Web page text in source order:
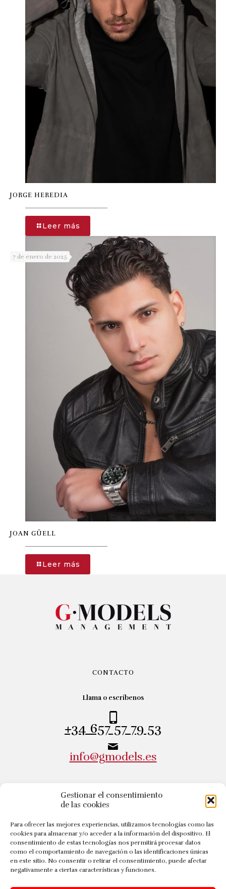
Gestionar el consentimiento
de las cookies
Para ofrecer las mejores experiencias, utilizamos tecnologías como las
cookies para almacenar y/o acceder a la información del dispositivo. El
consentimiento de estas tecnologías nos permitirá procesar datos
como el comportamiento de navegación o las identificaciones únicas
en este sitio. No consentir o retirar el consentimiento, puede afectar
negativamente a ciertas características y funciones.
JORGE HEREDIA
Leer más
JORGE
HEREDIA
7 de enero de 2025
JOAN GÜELL
Leer más
JOAN
CONTACTO
Llama o escríbenos
+34 657 57 79 53
info@gmodels.es
DIRECCIÓN
Visítanos
Calle Andrés Gúrpide, 7
50008 Zaragoza - España